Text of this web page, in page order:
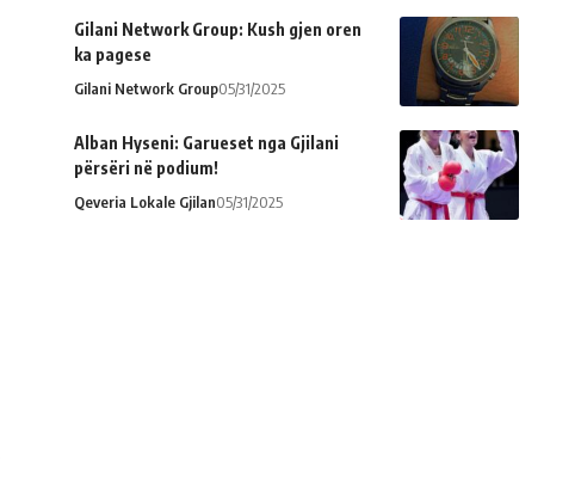
Gilani Network Group: Kush gjen oren
ka pagese
Gilani Network Group05/31/2025
Alban Hyseni: Garueset nga Gjilani
përsëri në podium!
Qeveria Lokale Gjilan05/31/2025